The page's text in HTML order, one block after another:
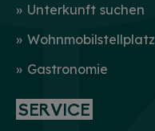
Unterkunft suchen
Wohnmobilstellplatz
Gastronomie
SERVICE